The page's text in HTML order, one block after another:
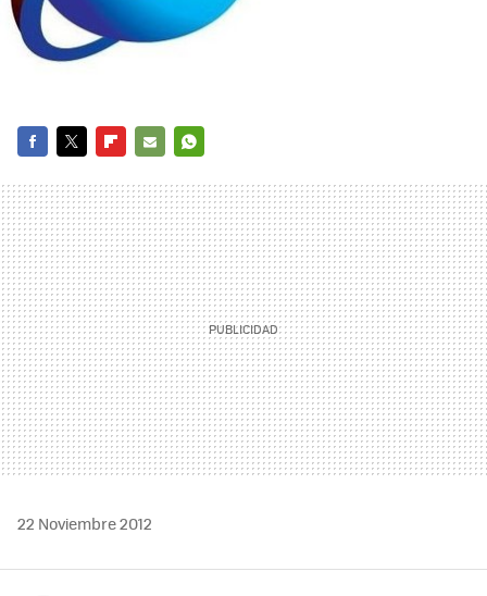
MAIL
22 Noviembre 2012